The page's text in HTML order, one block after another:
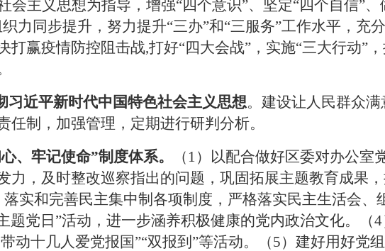
会主义思想为指导，增强“四个意识”、坚定“四个自信”、
力同步提升，努力提升“三办”和“三服务”工作水平，充
打赢疫情防控阻击战,打好“四大会战” ，实施“三大行动”
习近平新时代中国特色社会主义思想。建设让人民群众
制，加强管理，定期进行研判分析。
、牢记使命”制度体系。 （1）以配合做好区委对办公室
力，及时整改巡察指出的问题，巩固拓展主题教育成果
落实和完善民主集中制各项制度，严格落实民主生活会、
题党日 ”活动，进一步涵养积极健康的党内政治文化。（4
动十几人爱党报国”“双报到 ”等活动。（5）建好用好党